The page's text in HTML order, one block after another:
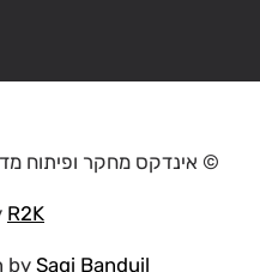
© אינדקס מחקר ופיתוח
R2K
by Sagi Banduil